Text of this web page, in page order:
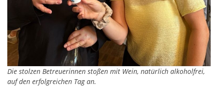
Die stolzen Betreuerinnen stoßen mit Wein, natürlich alkoholfrei,
auf den erfolgreichen Tag an.